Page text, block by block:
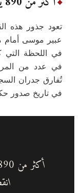
عبير موسى أمام
في اللحظة التي
في عدد من
في تاريخ صدور